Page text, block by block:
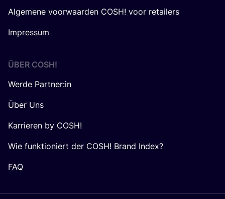
Algemene voorwaarden COSH! voor retailers
Impressum
ÜBER COSH!
Werde Partner:in
Über Uns
Karrieren by COSH!
Wie funktioniert der COSH! Brand Index?
FAQ